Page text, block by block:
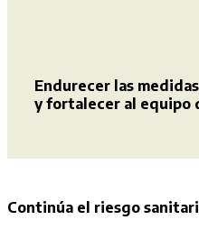
Endurecer las
y fortalecer al equipo
Continúa el riesgo